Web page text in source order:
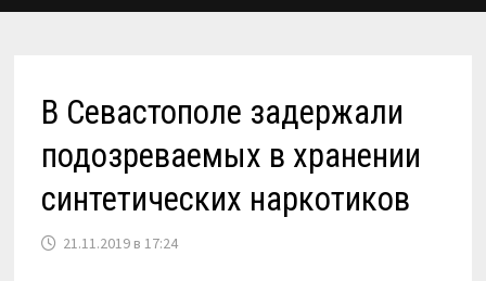
В Севастополе задержали
подозреваемых в хранении
синтетических наркотиков
21.11.2019 в 17:24